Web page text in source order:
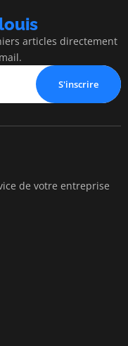
articles directement
S'inscrire
de votre entreprise